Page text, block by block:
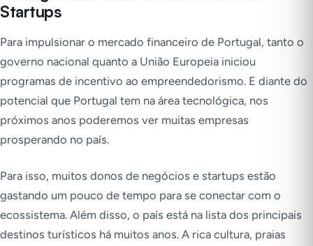
Startups
Para impulsionar o mercado financeiro de Portugal, tanto o
governo nacional quanto a União Europeia iniciou
programas de incentivo ao empreendedorismo. E diante do
potencial que Portugal tem na área tecnológica, nos
próximos anos poderemos ver muitas empresas
prosperando no país.
Para isso, muitos donos de negócios e startups estão
gastando um pouco de tempo para se conectar com o
ecossistema. Além disso, o país está na lista dos principais
destinos turísticos há muitos anos. A rica cultura, praias